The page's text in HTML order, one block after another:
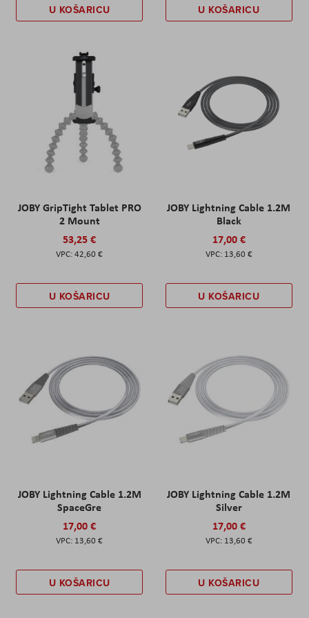
U KOŠARICU U KOŠARICU
JOBY GripTight Tablet PRO
2 Mount
53,25 €
42,60 €
U KOŠARICU
JOBY Lightning Cable 1.2M
Black
17,00 €
13,60 €
U KOŠARICU
JOBY Lightning Cable 1.2M
SpaceGre
17,00 €
13,60 €
U KOŠARICU
JOBY Lightning Cable 1.2M
Silver
17,00 €
13,60 €
U KOŠARICU